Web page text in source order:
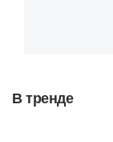
В тренде